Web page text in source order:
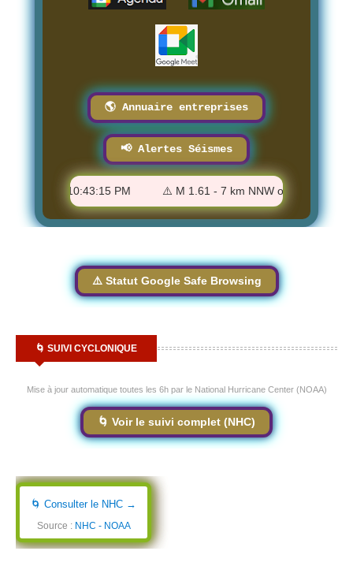
🌎 Annuaire entreprises
📢 Alertes Séismes
CA - 10:43:15 PM ⚠️ M 1.61 - 7 km NNW of Ocotillo, CA -
⚠️ Statut Google Safe Browsing
🌀 SUIVI CYCLONIQUE
Mise à jour automatique toutes les 6h par le National Hurricane Center (NOAA)
🌀 Voir le suivi complet (NHC)
🌀 Consulter le NHC →
Source : NHC - NOAA